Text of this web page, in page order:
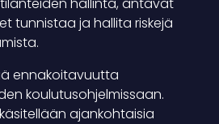
tunnistaa ja hallita riskejä
ennakoitavuutta
koulutusohjelmissaan.
ajankohtaisia